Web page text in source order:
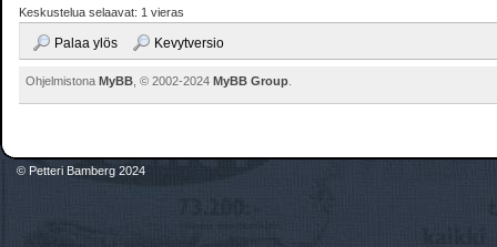
Keskustelua selaavat: 1 vieras
Palaa ylös Kevytversio
OhjelmistonaMyBB , © 2002-2024MyBB Group
© Petteri Bamberg 2024